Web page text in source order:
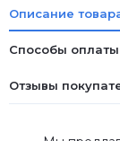
Описание
Способы оплаты
Отзывы